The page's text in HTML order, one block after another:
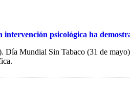
psicológica ha
Mundial Sin Tabaco (31 de